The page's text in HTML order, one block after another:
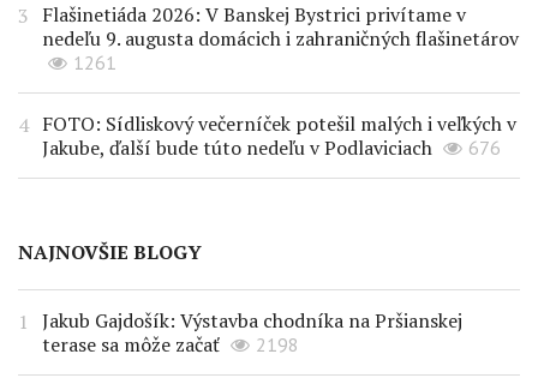
Flašinetiáda 2026: V Banskej Bystrici privítame v
nedeľu 9. augusta domácich i zahraničných flašinetárov
1261
FOTO: Sídliskový večerníček potešil malých i veľkých v
Jakube, ďalší bude túto nedeľu v Podlaviciach
676
NAJNOVŠIE BLOGY
Jakub Gajdošík: Výstavba chodníka na Pršianskej
terase sa môže začať
2198